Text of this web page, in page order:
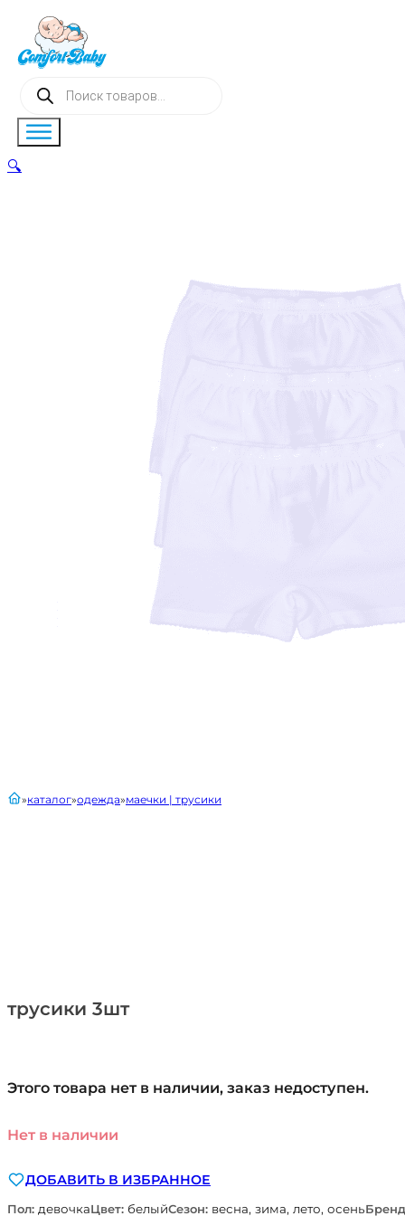
Поиск
товаров
трусики 3шт
главнаякаталог одежда маечки | трусики
Этого товара нет в наличии, заказ недоступен.
Нет в наличии
ДОБАВИТЬ В ИЗБРАННОЕ
Пол: девочкаЦвет: белыйСезон: весна, зима, лето, осень
🔍